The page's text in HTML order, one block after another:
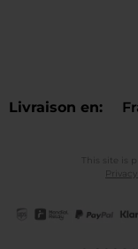
Livraison en
This site is